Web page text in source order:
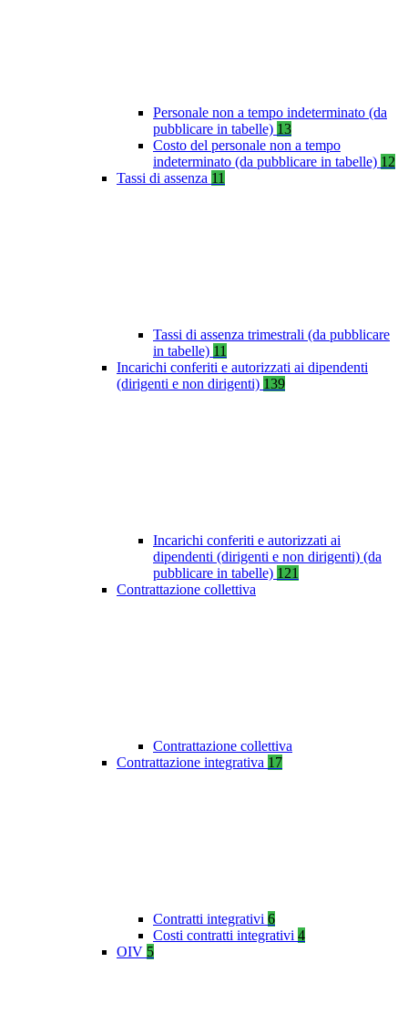
Personale non a tempo indeterminato (da
pubblicare in tabelle) 13
Costo del personale non a tempo
indeterminato (da pubblicare in tabelle) 12
Tassi di assenza 11
Tassi di assenza trimestrali (da pubblicare
in tabelle) 11
Incarichi conferiti e autorizzati ai dipendenti
(dirigenti e non dirigenti) 139
Incarichi conferiti e autorizzati ai
dipendenti (dirigenti e non dirigenti) (da
pubblicare in tabelle) 121
Contrattazione collettiva
Contrattazione collettiva
Contrattazione integrativa 17
Contratti integrativi 6
Costi contratti integrativi 4
OIV 5